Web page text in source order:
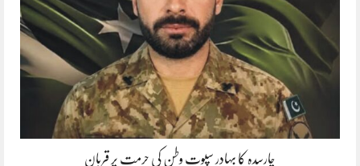
چارسدہ کا بہادر سپوت وطن کی حرمت پر قربان